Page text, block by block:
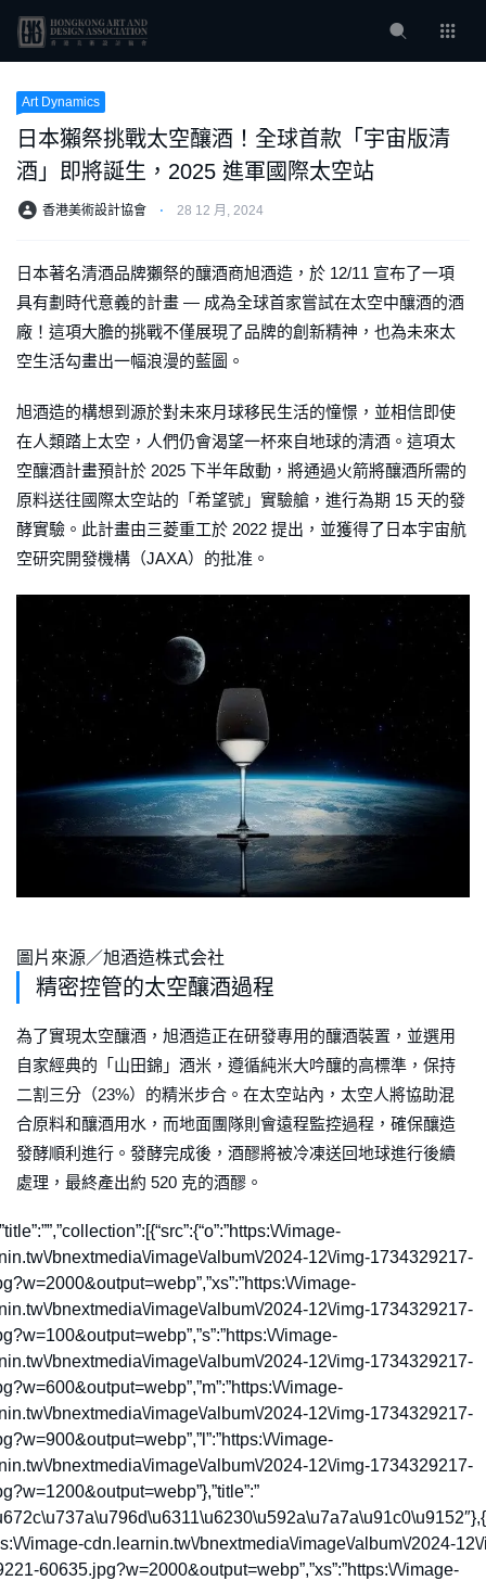
Art Dynamics
日本獺祭挑戰太空釀酒！全球首款「宇宙版清
酒」即將誕生，2025 進軍國際太空站
香港美術設計協會 ⋅ 28 12 月, 2024
日本著名清酒品牌獺祭的釀酒商旭酒造，於 12/11 宣布了一項
具有劃時代意義的計畫 — 成為全球首家嘗試在太空中釀酒的酒
廠！這項大膽的挑戰不僅展現了品牌的創新精神，也為未來太
空生活勾畫出一幅浪漫的藍圖。
旭酒造的構想到源於對未來月球移民生活的憧憬，並相信即使
在人類踏上太空，人們仍會渴望一杯來自地球的清酒。這項太
空釀酒計畫預計於 2025 下半年啟動，將通過火箭將釀酒所需的
原料送往國際太空站的「希望號」實驗艙，進行為期 15 天的發
酵實驗。此計畫由三菱重工於 2022 提出，並獲得了日本宇宙航
空研究開發機構（JAXA）的批准。
圖片來源／旭酒造株式会社
精密控管的太空釀酒過程
為了實現太空釀酒，旭酒造正在研發專用的釀酒裝置，並選用
自家經典的「山田錦」酒米，遵循純米大吟釀的高標準，保持
二割三分（23%）的精米步合。在太空站內，太空人將協助混
合原料和釀酒用水，而地面團隊則會遠程監控過程，確保釀造
發酵順利進行。發酵完成後，酒醪將被冷凍送回地球進行後續
處理，最終產出約 520 克的酒醪。
\/image-
bnextmedia\/image\/album\/2024-12\/img-1734329217-
\/image-
bnextmedia\/image\/album\/2024-12\/img-1734329217-
\/image-
bnextmedia\/image\/album\/2024-12\/img-1734329217-
\/image-
bnextmedia\/image\/album\/2024-12\/img-1734329217-
\/image-
bnextmedia\/image\/album\/2024-12\/img-1734329217-
\/image-cdn.learnin.tw\/bnextmedia\/image\/album\/2024-
60635.jpg?w=2000&output=webp”,”xs”:”https:\/\/image-